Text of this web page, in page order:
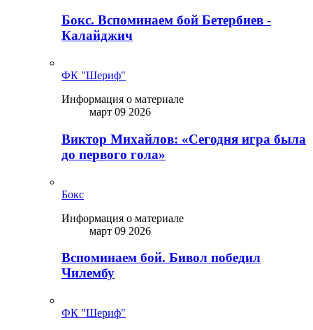
Бокс. Вспоминаем бой Бетербиев -
Калайджич
ФК "Шериф"
Информация о материале
март 09 2026
Виктор Михайлов: «Сегодня игра была
до первого гола»
Бокс
Информация о материале
март 09 2026
Вспоминаем бой. Бивол победил
Чилембу
ФК "Шериф"